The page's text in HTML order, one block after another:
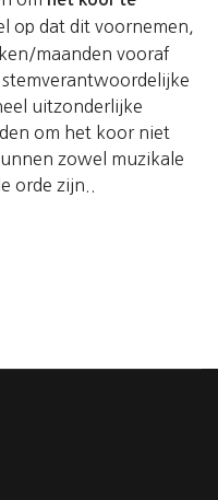
op dat dit voornemen,
maanden vooraf
uitzonderlijke
om het koor niet
zowel muzikale
orde zijn..